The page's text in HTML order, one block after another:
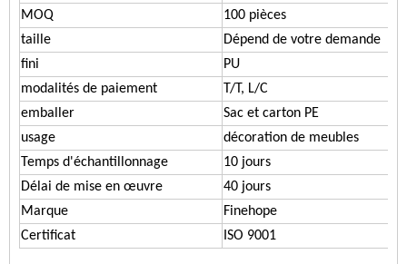
MOQ
100 pièces
taille
Dépend de votre demande
fini
PU
modalités de paiement
T/T, L/C
emballer
Sac et carton PE
usage
décoration de meubles
Temps d'échantillonnage
10 jours
Délai de mise en œuvre
40 jours
Marque
Finehope
Certificat
ISO 9001